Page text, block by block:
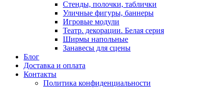
Стенды, полочки, таблички
Уличные фигуры, баннеры
Игровые модули
Театр. декорации. Белая серия
Ширмы напольные
Занавесы для сцены
Блог
Доставка и оплата
Контакты
Политика конфиденциальности